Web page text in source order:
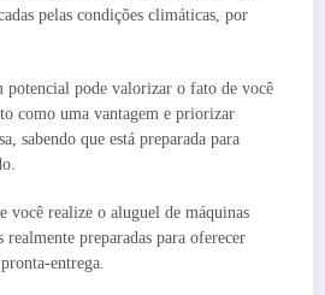
pelas condições climáticas, por
potencial pode valorizar o fato de você
como uma vantagem e priorizar
sabendo que está preparada para
você realize o aluguel de máquinas
realmente preparadas para oferecer
entrega.